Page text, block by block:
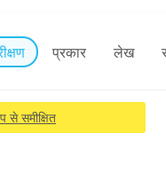
प्रकार लेख
से समीक्षित